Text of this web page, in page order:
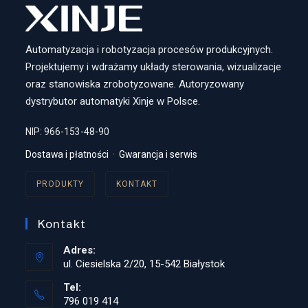
Automatyzacja i robotyzacja procesów produkcyjnych.
Projektujemy i wdrażamy układy sterowania, wizualizacje
oraz stanowiska zrobotyzowane. Autoryzowany
dystrybutor automatyki Xinje w Polsce.
NIP: 966-153-48-90
Dostawa i płatności ·Gwarancja i serwis
PRODUKTY KONTAKT
Kontakt
Adres:
ul. Ciesielska 2/20, 15-542 Białystok
Tel:
796 019 414